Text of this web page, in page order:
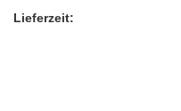
Lieferzeit: